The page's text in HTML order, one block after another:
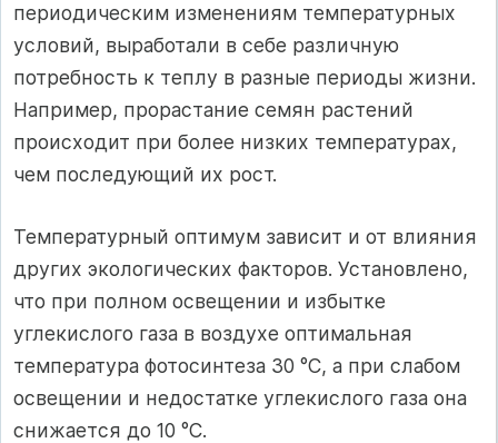
периодическим изменениям температурных
условий, выработали в себе различную
потребность к теплу в разные периоды жизни.
Например, прорастание семян растений
происходит при более низких температурах,
чем последующий их рост.
Температурный оптимум зависит и от влияния
других экологических факторов. Установлено,
что при полном освещении и избытке
углекислого газа в воздухе оптимальная
температура фотосинтеза 30 °С, а при слабом
освещении и недостатке углекислого газа она
снижается до 10 °С.